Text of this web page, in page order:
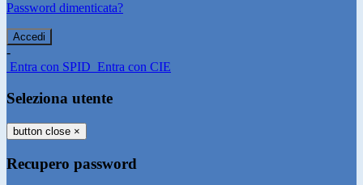
Password dimenticata?
-
Entra con SPID Entra con CIE
Seleziona utente
button close ×
Recupero password